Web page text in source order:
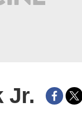
Jr.